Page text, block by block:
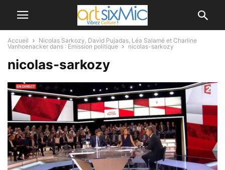
Accueil
Nicolas Sarkozy, David Pujadas, Léa Salamé et Charline
Vanhoenacker dans : Emission politique
nicolas-sarkozy
nicolas-sarkozy